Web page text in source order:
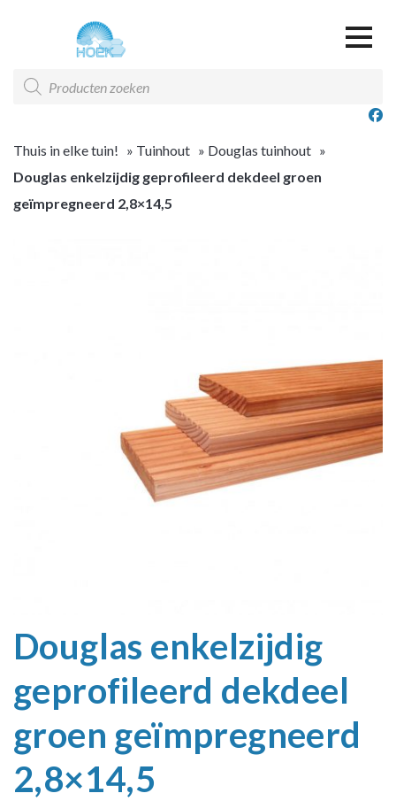
Producten
zoeken
Offerte & Contact
Offerte overzicht
Thuis in elke tuin! » Tuinhout » Douglas tuinhout »
Douglas enkelzijdig geprofileerd dekdeel groen
geïmpregneerd 2,8×14,5
Douglas enkelzijdig
geprofileerd dekdeel
groen geïmpregneerd
2,8×14,5